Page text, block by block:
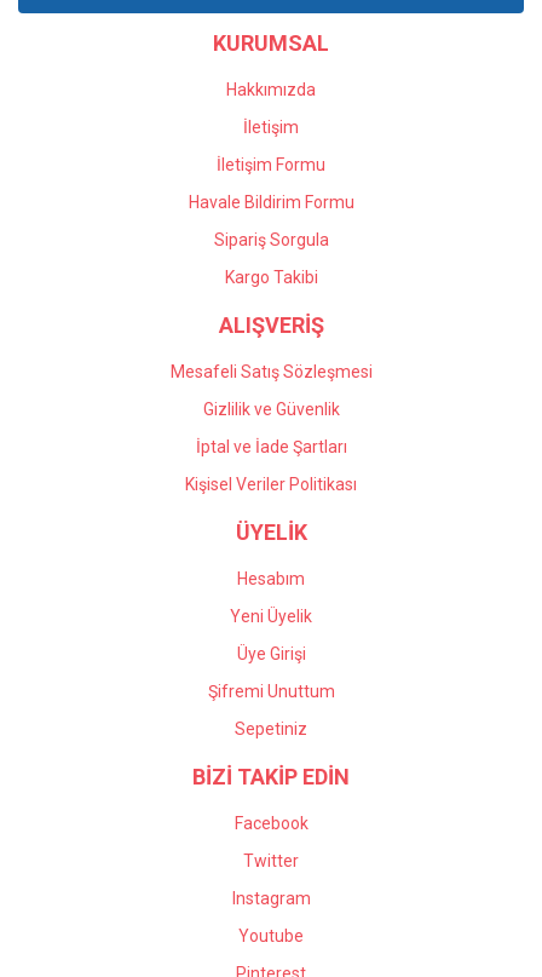
Ürün bilgilerinde hatalar bulunuyor.
Ürün fiyatı diğer sitelerden daha pahalı.
Gönder
KURUMSAL
Hakkımızda
İletişim
İletişim Formu
Havale Bildirim Formu
Sipariş Sorgula
Kargo Takibi
ALIŞVERİŞ
Mesafeli Satış Sözleşmesi
Gizlilik ve Güvenlik
İptal ve İade Şartları
Kişisel Veriler Politikası
ÜYELİK
Hesabım
Yeni Üyelik
Üye Girişi
Şifremi Unuttum
Sepetiniz
BİZİ TAKİP EDİN
Facebook
Twitter
Instagram
Youtube